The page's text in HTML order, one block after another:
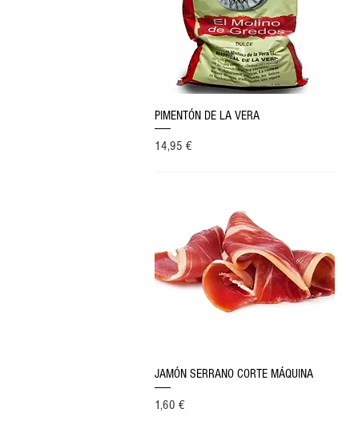
Vista rápida
PIMENTÓN DE LA VERA
Precio
14,95 €
Vista rápida
JAMÓN SERRANO CORTE MÁQUINA
Precio
1,60 €